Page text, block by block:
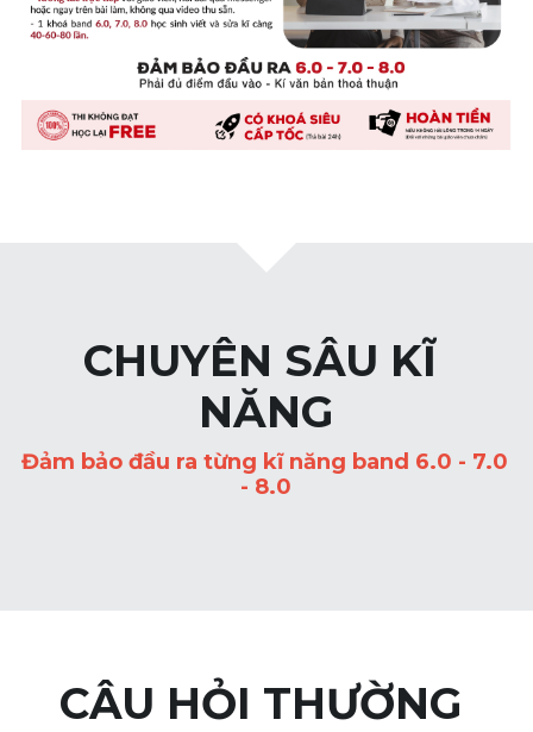
Listening
Speaking
Writing
CHUYÊN SÂU KĨ
NĂNG
Đảm bảo đầu ra từng kĩ năng band 6.0 - 7.0
- 8.0
CÂU HỎI THƯỜNG